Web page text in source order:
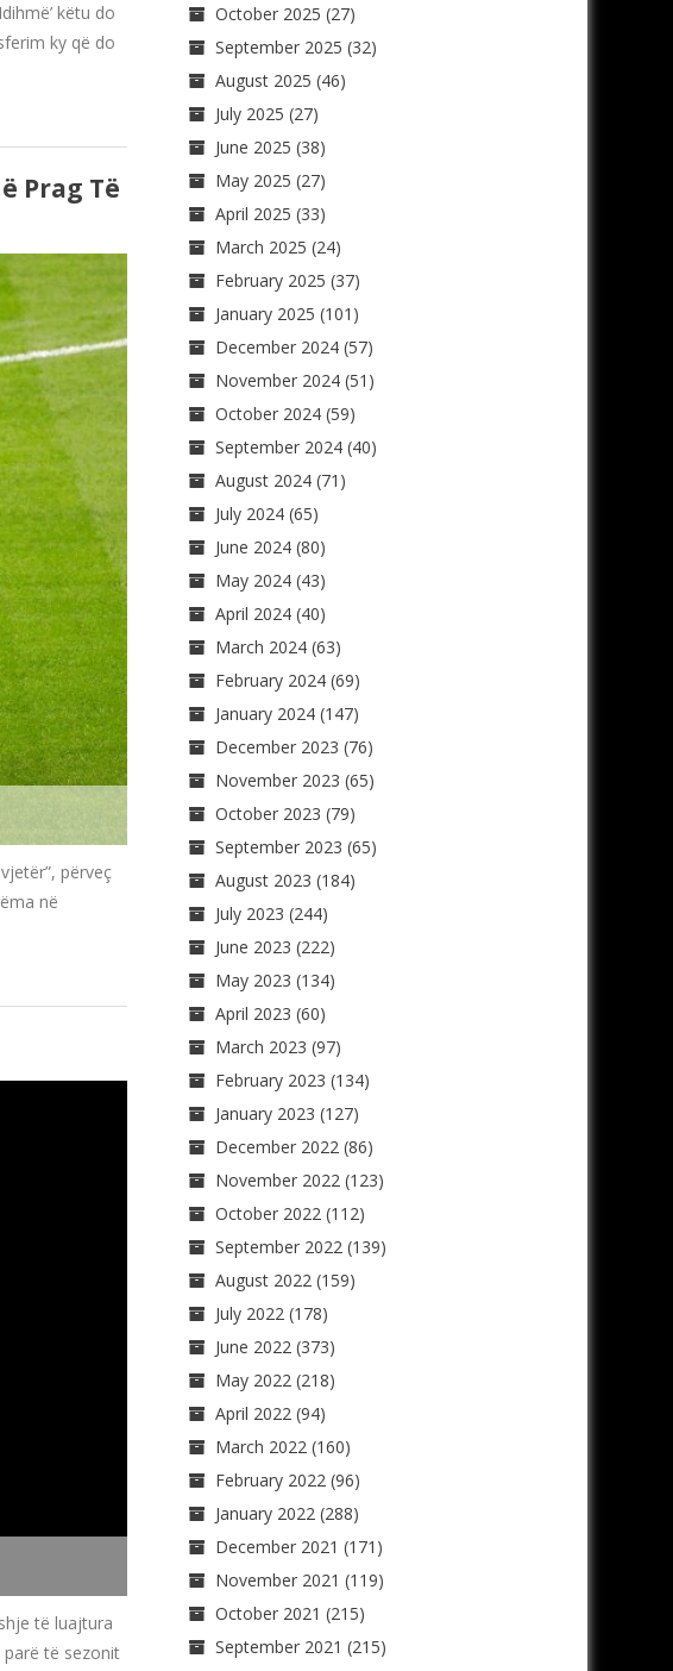
këtu do
ky që do
Prag Të
përveç
në
të luajtura
parë të sezonit
October 2025 (27)
September 2025 (32)
August 2025 (46)
July 2025 (27)
June 2025 (38)
May 2025 (27)
April 2025 (33)
March 2025 (24)
February 2025 (37)
January 2025 (101)
December 2024(57)
November 2024(51)
October 2024(59)
September 2024(40)
August 2024(71)
July 2024(65)
June 2024(80)
May 2024(43)
April 2024(40)
March 2024(63)
February 2024(69)
January 2024(147)
December 2023 (76)
November 2023 (65)
October 2023 (79)
September 2023 (65)
August 2023 (184)
July 2023 (244)
June 2023 (222)
May 2023 (134)
April 2023 (60)
March 2023 (97)
February 2023 (134)
January 2023 (127)
December 2022(86)
November 2022(123)
October 2022(112)
September 2022(139)
August 2022(159)
July 2022(178)
June 2022(373)
May 2022(218)
April 2022(94)
March 2022(160)
February 2022(96)
January 2022(288)
December 2021 (171)
November 2021 (119)
October 2021 (215)
September 2021 (215)